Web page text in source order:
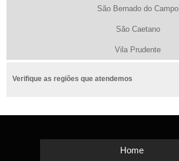
São Bernado do Campo
São Caetano
Vila Prudente
Verifique as regiões que atendemos
Home